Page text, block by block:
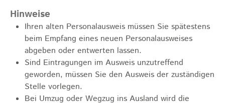
Hinweise
Ihren alten Personalausweis müssen Sie spätestens
beim Empfang eines neuen Personalausweises
abgeben oder entwerten lassen.
Sind Eintragungen im Ausweis unzutreffend
geworden, müssen Sie den Ausweis der zuständigen
Stelle vorlegen.
Bei Umzug oder Wegzug ins Ausland wird die